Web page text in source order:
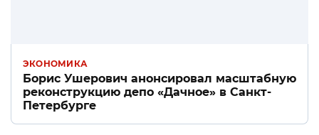
ЭКОНОМИКА
Борис Ушерович анонсировал масштабную
реконструкцию депо «Дачное» в Санкт-
Петербурге